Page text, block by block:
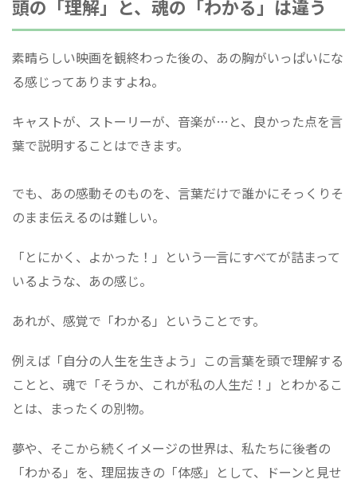
頭の「理解」と、魂の「わかる」は違う
素晴らしい映画を観終わった後の、あの胸がいっぱいにな
る感じってありますよね。
キャストが、ストーリーが、音楽が…と、良かった点を言
葉で説明することはできます。
でも、あの感動そのものを、言葉だけで誰かにそっくりそ
のまま伝えるのは難しい。
「とにかく、よかった！」という一言にすべてが詰まって
いるような、あの感じ。
あれが、感覚で「わかる」ということです。
例えば「自分の人生を生きよう」この言葉を頭で理解する
ことと、魂で「そうか、これが私の人生だ！」とわかるこ
とは、まったくの別物。
夢や、そこから続くイメージの世界は、私たちに後者の
「わかる」を、理屈抜きの「体感」として、ドーンと見せ